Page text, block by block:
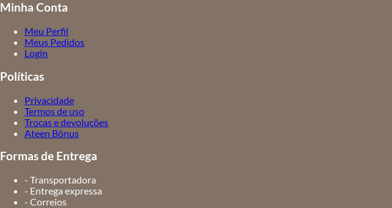
Minha Conta
Meu Perfil
Meus Pedidos
Login
Políticas
Privacidade
Termos de uso
Trocas e devoluções
Ateen Bônus
Formas de Entrega
- Transportadora
- Entrega expressa
- Correios